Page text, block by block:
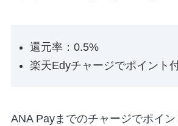
還元率：0.5%
楽天Edyチャージでポイント
ANA Payまでのチャージでポイ